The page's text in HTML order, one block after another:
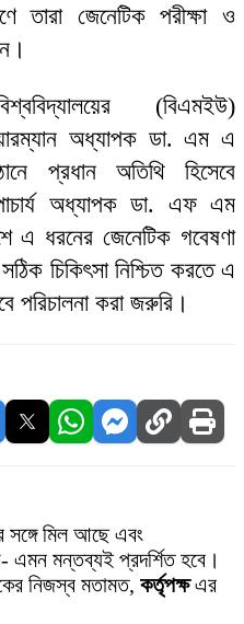
তারা জেনেটিক পরীক্ষা ও
(বিএমইউ)
অধ্যাপক ডা. এম এ
প্রধান অতিথি হিসেবে
অধ্যাপক ডা. এফ এম
এ ধরনের জেনেটিক গবেষণা
চিকিৎসা নিশ্চিত করতে এ
পরিচালনা করা জরুরি।
সঙ্গে মিল আছে এবং
মন্তব্যই প্রদর্শিত হবে।
নিজস্ব মতামত, কর্তৃপক্ষএর